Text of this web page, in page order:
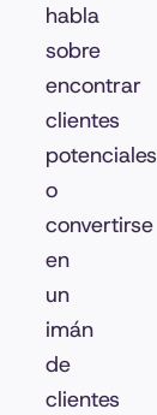
habla
sobre
encontrar
clientes
potenciales
o
convertirse
en
un
imán
de
clientes